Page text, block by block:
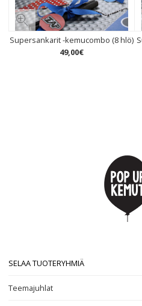
Supersankarit -kemucombo (8 hlö)
49,00€
SELAA TUOTERYHMIÄ
Teemajuhlat